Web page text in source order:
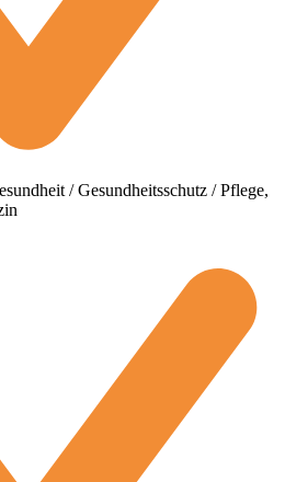
/ Gesundheitsschutz / Pflege,